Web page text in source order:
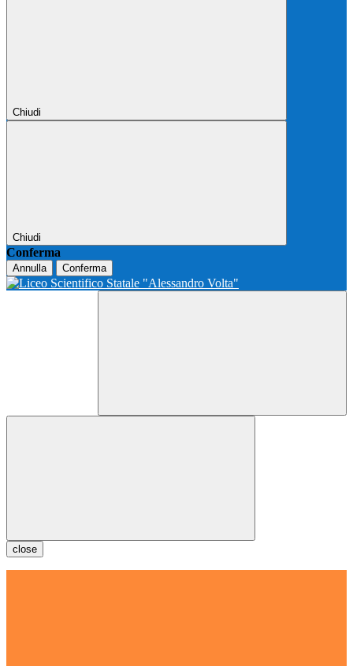
Chiudi
Chiudi
Conferma
Annulla Conferma
close